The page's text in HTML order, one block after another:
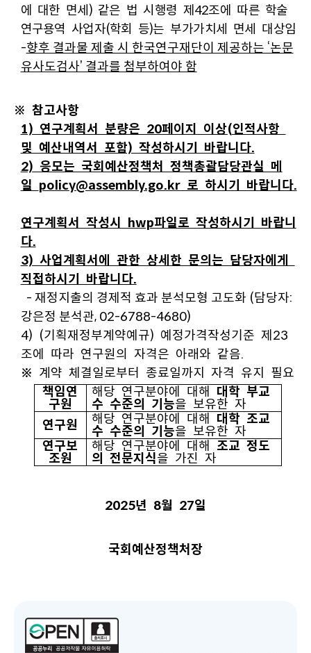
에 대한 면세) 같은 법 시행령 제42조에 따른 학술
연구용역 사업자(학회 등)는 부가가치세 면세 대상임
-향후 결과물 제출 시 한국연구재단이 제공하는 ‘논문
유사도검사’ 결과를 첨부하여야 함
※ 참고사항
1) 연구계획서 분량은 20페이지 이상(인적사항
및 예산내역서 포함) 작성하시기 바랍니다.
2) 응모는 국회예산정책처 정책총괄담당관실 메
일 policy@assembly.go.kr로 하시기 바랍니다.
연구계획서 작성시 hwp파일로 작성하시기 바랍니
다.
3) 사업계획서에 관한 상세한 문의는 담당자에게
직접하시기 바랍니다.
- 재정지출의 경제적 효과 분석모형 고도화 (담당자:
강은정 분석관, 02-6788-4680)
4) (기획재정부계약예규) 예정가격작성기준 제23
조에 따라 연구원의 자격은 아래와 같음.
※ 계약 체결일로부터 종료일까지 자격 유지 필요
책임연
구원
해당 연구분야에 대해 대학 부교
수 수준의 기능을 보유한 자
연구원
해당 연구분야에 대해 대학 조교
수 수준의 기능을 보유한 자
연구보
조원
해당 연구분야에 대해 조교 정도
의 전문지식을 가진 자
2025년 8월 27일
국회예산정책처장